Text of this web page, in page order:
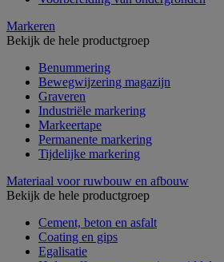
Markeren
Bekijk de hele productgroep
Benummering
Bewegwijzering magazijn
Graveren
Industriële markering
Markeertape
Permanente markering
Tijdelijke markering
Materiaal voor ruwbouw en afbouw
Bekijk de hele productgroep
Cement, beton en asfalt
Coating en gips
Egalisatie